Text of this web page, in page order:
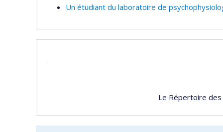
Un étudiant du laboratoire de
Le Répertoire